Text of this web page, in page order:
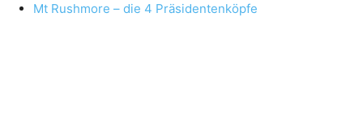
Mt Rushmore – die 4 Präsidentenköpfe